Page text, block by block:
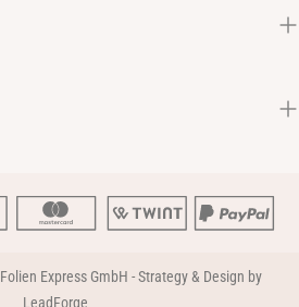
Folien Express GmbH -Strategy & Design by
LeadForge